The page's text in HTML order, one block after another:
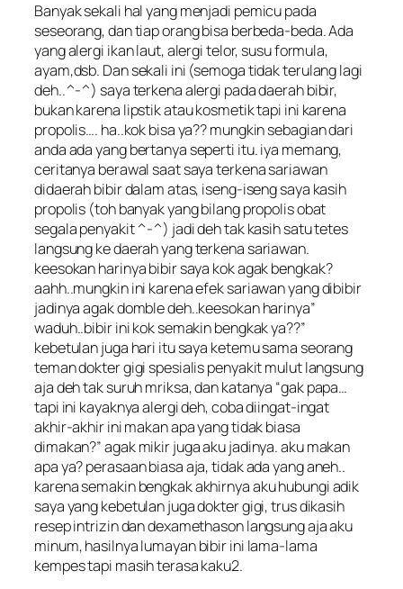
Banyak sekali hal yang menjadi pemicu pada
seseorang, dan tiap orang bisa berbeda-beda. Ada
yang alergi ikan laut, alergi telor, susu formula,
ayam,dsb. Dan sekali ini (semoga tidak terulang lagi
deh..^-^) saya terkena alergi pada daerah bibir,
bukan karena lipstik atau kosmetik tapi ini karena
propolis…. ha..kok bisa ya?? mungkin sebagian dari
anda ada yang bertanya seperti itu. iya memang,
ceritanya berawal saat saya terkena sariawan
didaerah bibir dalam atas, iseng-iseng saya kasih
propolis (toh banyak yang bilang propolis obat
segala penyakit ^-^) jadi deh tak kasih satu tetes
langsung ke daerah yang terkena sariawan.
keesokan harinya bibir saya kok agak bengkak?
aahh..mungkin ini karena efek sariawan yang dibibir
jadinya agak domble deh..keesokan harinya”
waduh..bibir ini kok semakin bengkak ya??”
kebetulan juga hari itu saya ketemu sama seorang
teman dokter gigi spesialis penyakit mulut langsung
aja deh tak suruh mriksa, dan katanya “gak papa…
tapi ini kayaknya alergi deh, coba diingat-ingat
akhir-akhir ini makan apa yang tidak biasa
dimakan?” agak mikir juga aku jadinya. aku makan
apa ya? perasaan biasa aja, tidak ada yang aneh..
karena semakin bengkak akhirnya aku hubungi adik
saya yang kebetulan juga dokter gigi, trus dikasih
resep intrizin dan dexamethason langsung aja aku
minum, hasilnya lumayan bibir ini lama-lama
kempes tapi masih terasa kaku2.